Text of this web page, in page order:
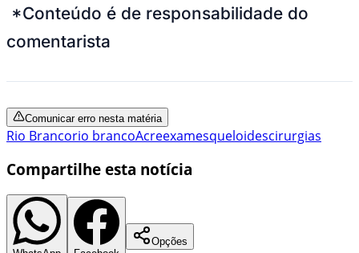
*Conteúdo é de responsabilidade do
comentarista
Comunicar erro nesta matéria
Rio Brancorio brancoAcreexamesqueloidescirurgias
Compartilhe esta notícia
Opções